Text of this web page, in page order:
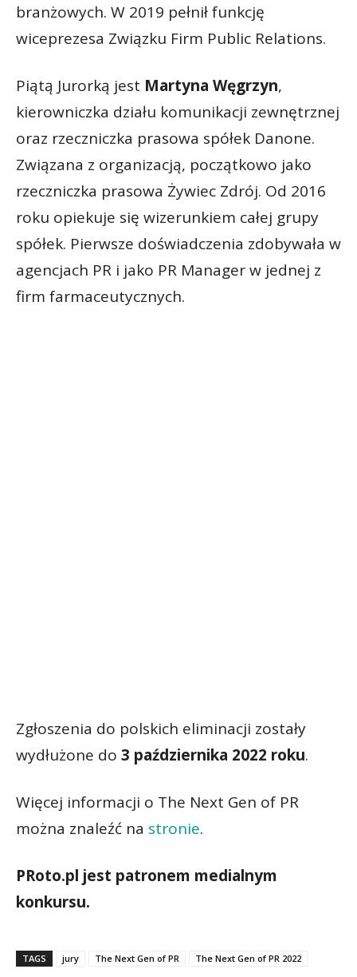
branżowych. W 2019 pełnił funkcję
wiceprezesa Związku Firm Public Relations.
Piątą Jurorką jest Martyna Węgrzyn,
kierowniczka działu komunikacji zewnętrznej
oraz rzeczniczka prasowa spółek Danone.
Związana z organizacją, początkowo jako
rzeczniczka prasowa Żywiec Zdrój. Od 2016
roku opiekuje się wizerunkiem całej grupy
spółek. Pierwsze doświadczenia zdobywała w
agencjach PR i jako PR Manager w jednej z
firm farmaceutycznych.
Zgłoszenia do polskich eliminacji zostały
wydłużone do 3 października 2022 roku.
Więcej informacji o The Next Gen of PR
można znaleźć na stronie.
PRoto.pl jest patronem medialnym
konkursu.
TAGS jury The Next Gen of PR The Next Gen of PR 2022